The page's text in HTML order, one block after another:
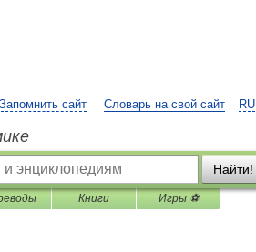
RU
Запомнить сайт Словарь на свой сайт
Найти!
Книги Игры ⚽